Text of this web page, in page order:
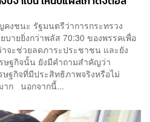
งชนะ รัฐมนตรีว่าการกระทรวง
ายยิ่งกว่าพลัส 70:30 ของพรรคเพื่อ
าจะช่วยลดภาระประชาชน และยัง
ษฐกิจนั้น ยังมีคำถามสำคัญว่า
ฐกิจที่มีประสิทธิภาพจริงหรือไม่
าก นอกจากนี้...